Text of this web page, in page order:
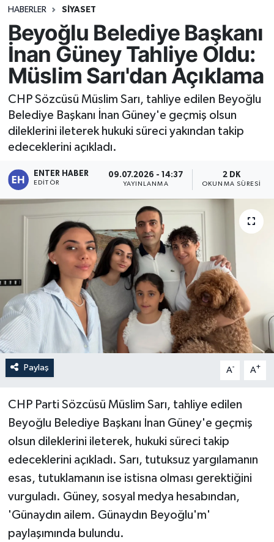
HABERLER SİYASET
Beyoğlu Belediye Başkanı
İnan Güney Tahliye Oldu:
Müslim Sarı'dan Açıklama
CHP Sözcüsü Müslim Sarı, tahliye edilen Beyoğlu
Belediye Başkanı İnan Güney'e geçmiş olsun
dileklerini ileterek hukuki süreci yakından takip
edeceklerini açıkladı.
ENTER HABER
EDITÖR
09.07.2026 - 14:37
YAYINLANMA
2 DK
OKUNMA SÜRESI
Paylaş A- A+
CHP Parti Sözcüsü Müslim Sarı, tahliye edilen
Beyoğlu Belediye Başkanı İnan Güney'e geçmiş
olsun dileklerini ileterek, hukuki süreci takip
edeceklerini açıkladı. Sarı, tutuksuz yargılamanın
esas, tutuklamanın ise istisna olması gerektiğini
vurguladı. Güney, sosyal medya hesabından,
'Günaydın ailem. Günaydın Beyoğlu'm'
paylaşımında bulundu.